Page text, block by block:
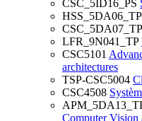
CSC_5ID16_PS
HSS_5DA06_TP
CSC_5DA07_TP
LFR_9N041_TP
CSC5101
architectures
TSP-CSC5004
CSC4508
Computer Vision